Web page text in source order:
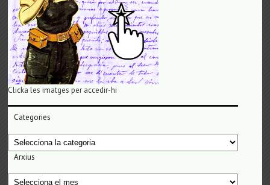
Clicka les imatges per accedir-hi
Categories
Categories
Arxius
Arxius